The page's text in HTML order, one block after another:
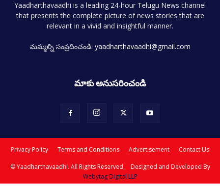
Yaadharthavaadhi is a leading 24-hour Telugu News channel
that presents the complete picture of news stories that are
relevant in a vivid and insightful manner.
మమ్మల్ని సంప్రదించండి: yaadharthavaadhi@gmail.com
మాకు అనుసరించండి
Privacy Policy Terms and Conditions Advertisement Contact Us
© Yaadharthavaadhi. All Rights Reserved. Designed and Developed By
Webytag Digital LLP